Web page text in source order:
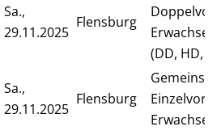
Sa.,
29.11.2025
Flensburg
(DD, HD,
Sa.,
29.11.2025
Flensburg